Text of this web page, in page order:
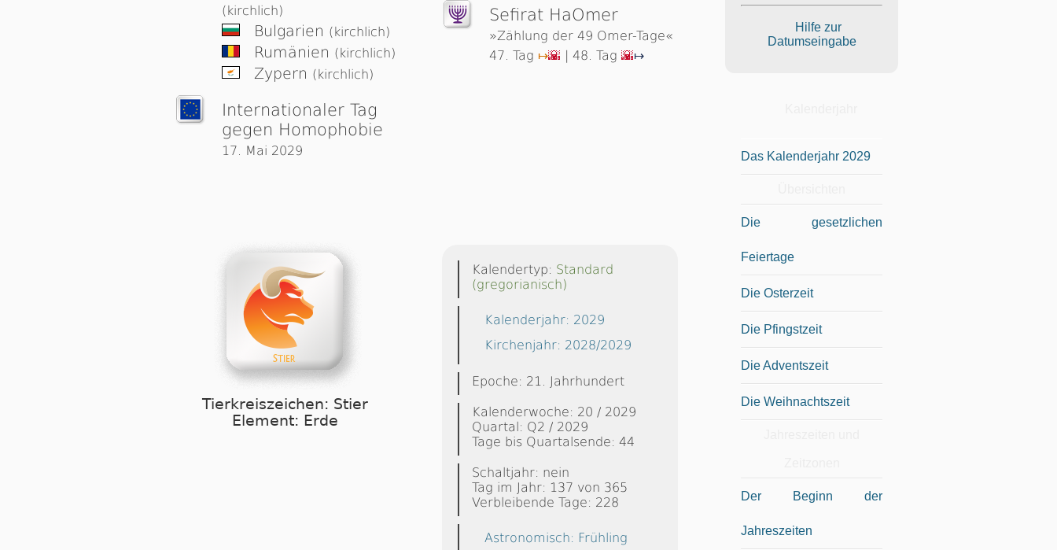
(kirchlich)
Bulgarien (kirchlich)
Rumänien (kirchlich)
Zypern (kirchlich)
Internationaler Tag
gegen Homophobie
17. Mai 2029
Sefirat HaOmer
»Zählung der 49 Omer-Tage«
47. Tag ↦🌇 | 48. Tag 🌇↦
Tierkreiszeichen: Stier
Element: Erde
Kalendertyp: Standard
(gregorianisch)
Kalenderjahr: 2029
Kirchenjahr: 2028/2029
Epoche: 21. Jahrhundert
Kalenderwoche: 20 / 2029
Quartal: Q2 / 2029
Tage bis Quartalsende: 44
Schaltjahr: nein
Tag im Jahr: 137 von 365
Verbleibende Tage: 228
Astronomisch: Frühling
Hilfe zur
Datumseingabe
Das Kalenderjahr 2029
Die gesetzlichen
Feiertage
Die Osterzeit
Die Pfingstzeit
Die Adventszeit
Die Weihnachtszeit
Der Beginn der
Jahreszeiten